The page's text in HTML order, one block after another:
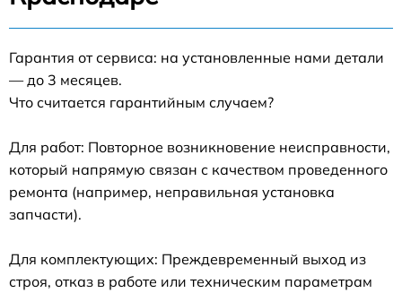
Гарантия от сервиса: на установленные нами детали
— до 3 месяцев.
Что считается гарантийным случаем?
Для работ: Повторное возникновение неисправности,
который напрямую связан с качеством проведенного
ремонта (например, неправильная установка
запчасти).
Для комплектующих: Преждевременный выход из
строя, отказ в работе или техническим параметрам